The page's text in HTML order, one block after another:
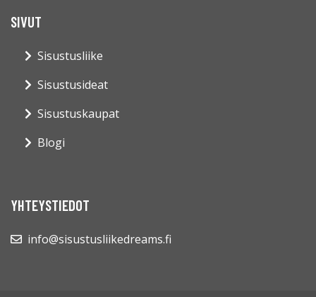
SIVUT
Sisustusliike
Sisustusideat
Sisustuskaupat
Blogi
YHTEYSTIEDOT
info@sisustusliikedreams.fi